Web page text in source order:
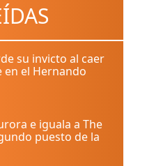
su invicto al caer
el Hernando
e iguala a The
puesto de la